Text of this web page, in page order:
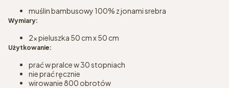
muślin bambusowy 100% z jonami srebra
Wymiary:
2x pieluszka 50 cm x 50 cm
Użytkowanie:
prać w pralce w 30 stopniach
nie prać ręcznie
wirowanie 800 obrotów